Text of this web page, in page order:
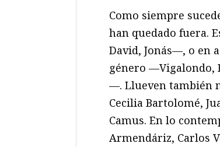
Como siempre
han quedado fuera.
David, Jonás—, o en
género —Vigalondo,
—. Llueven también
Cecilia Bartolomé,
Camus. En lo
Armendáriz, Carlos